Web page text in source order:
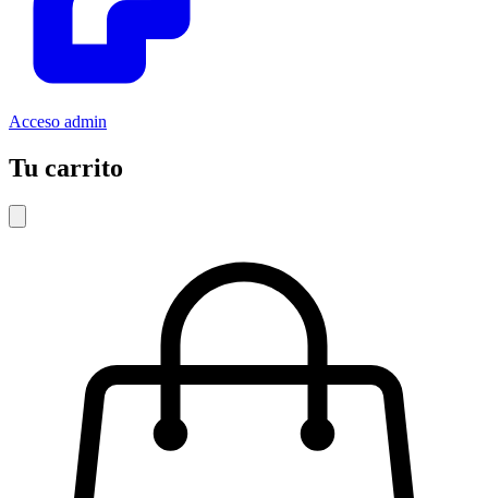
Acceso admin
Tu carrito